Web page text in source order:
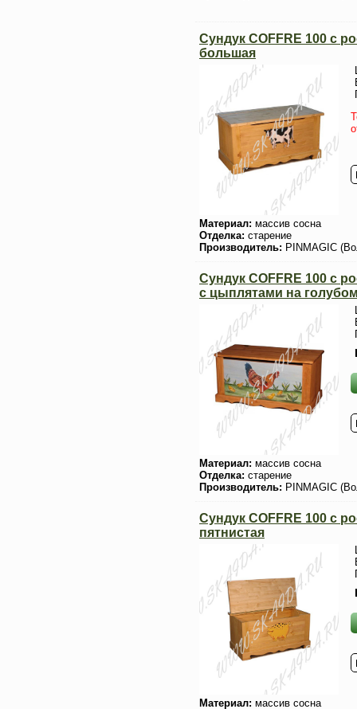
Сундук COFFRE 100 с
большая
Материал: массив сосна
Отделка: старение
Производитель: PINMAGIC
Сундук COFFRE 100 с
с цыплятами на
Материал: массив сосна
Отделка: старение
Производитель: PINMAGIC
Сундук COFFRE 100 с
пятнистая
Материал: массив сосна